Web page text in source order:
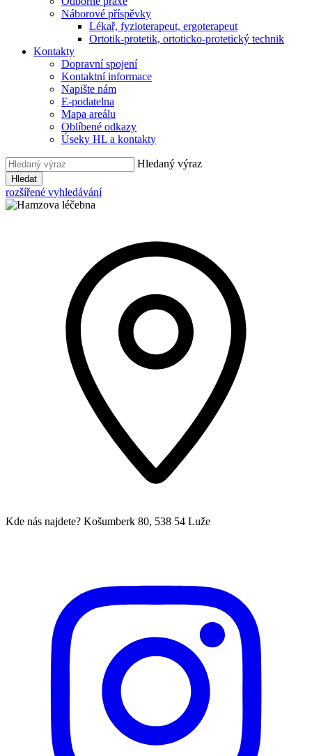
Náborové příspěvky
Lékař, fyzioterapeut, ergoterapeut
Ortotik-protetik, ortoticko-protetický technik
Kontakty
Dopravní spojení
Kontaktní informace
Napište nám
E-podatelna
Mapa areálu
Oblíbené odkazy
Úseky HL a kontakty
Hledaný výraz
Hledat
rozšířené vyhledávání
Kde nás najdete? Košumberk 80, 538 54 Luže